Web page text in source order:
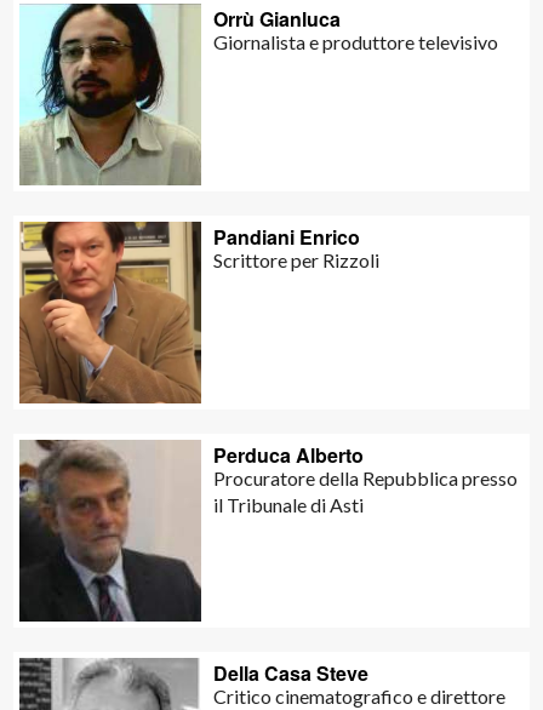
Orrù Gianluca
Giornalista e produttore televisivo
Pandiani Enrico
Scrittore per Rizzoli
Perduca Alberto
Procuratore della Repubblica presso
il Tribunale di Asti
Della Casa Steve
Critico cinematografico e direttore